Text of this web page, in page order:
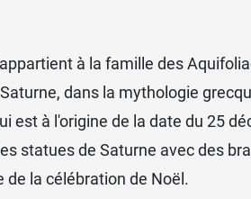
à la famille des
dans la mythologie
à l'origine de la date du 25
statues de Saturne avec des
la célébration de Noël.